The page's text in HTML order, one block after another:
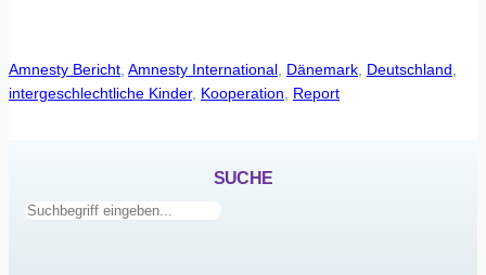
Amnesty Bericht, Amnesty International, Dänemark, Deutschland
intergeschlechtliche Kinder, Kooperation, Report
SUCHE
Suchen